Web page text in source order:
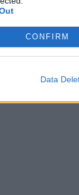
CONFIRM
Data
η ταλαντούχα
της, όμως οι
κιλά κατά